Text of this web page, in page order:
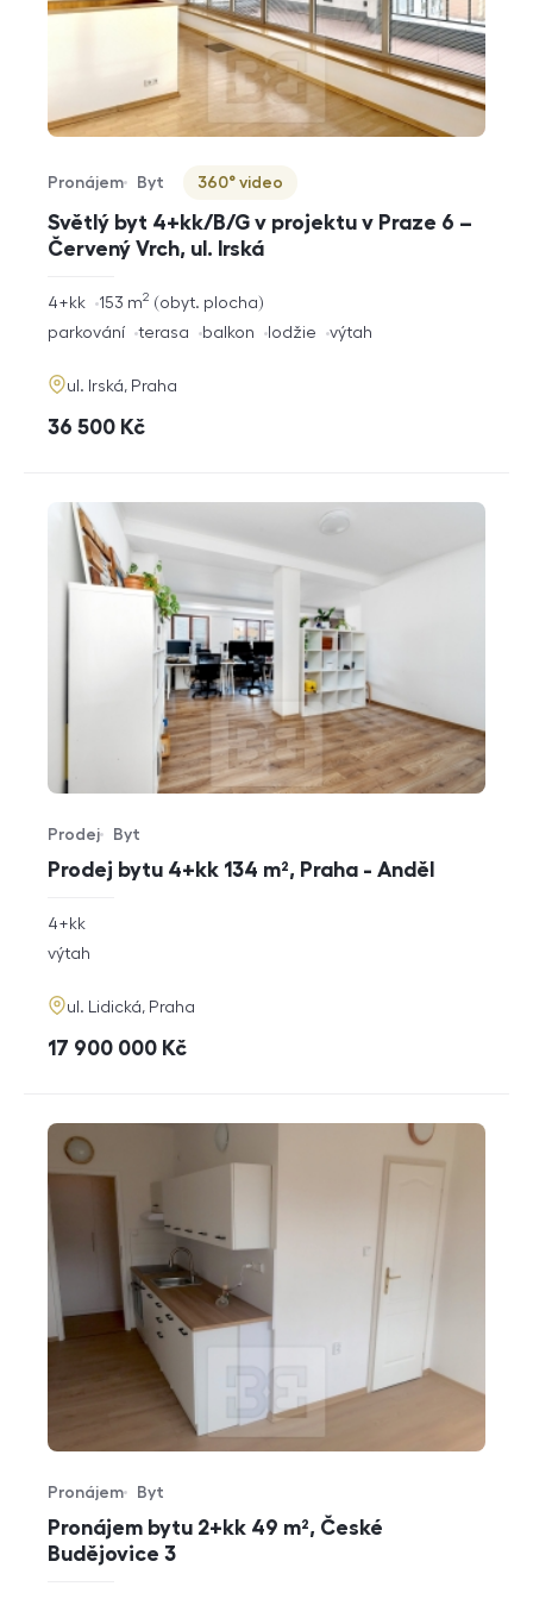
Světlý byt 4+kk/B/G v projektu v Praze 6 –
Červený Vrch, ul. Irská
Typ nabídky
Pronájem
Typ nemovitosti
Byt
Virtuální prohlídka
360° video
rozměry
dispozice
4+kk obyt. plocha
153 m2
funkce
parkování terasa balkon lodžie výtah
adresa
ul. Irská, Praha
cena
36 500 Kč
Prodej bytu 4+kk 134 m², Praha - Anděl
Typ nabídky
Prodej
Typ nemovitosti
Byt
rozměry
4+kk
funkce
výtah
adresa
ul. Lidická, Praha
cena
17 900 000 Kč
Pronájem bytu 2+kk 49 m², České
Budějovice 3
Typ nabídky
Pronájem
Typ nemovitosti
Byt